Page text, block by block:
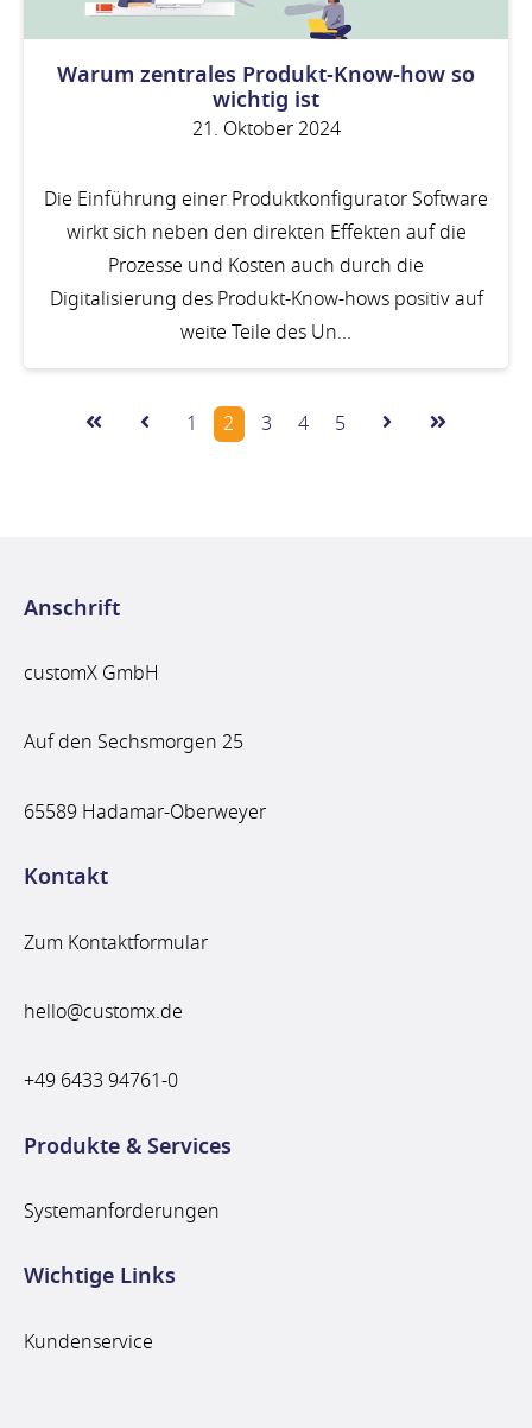
Warum zentrales Produkt-Know-how so
wichtig ist
21. Oktober 2024
Die Einführung einer Produktkonfigurator Software
wirkt sich neben den direkten Effekten auf die
Prozesse und Kosten auch durch die
Digitalisierung des Produkt-Know-hows positiv auf
weite Teile des Un...
1 2 3 4 5
Anschrift
customX GmbH
Auf den Sechsmorgen 25
65589 Hadamar-Oberweyer
Kontakt
Zum Kontaktformular
hello@customx.de
+49 6433 94761-0
Produkte & Services
Systemanforderungen
Wichtige Links
Kundenservice